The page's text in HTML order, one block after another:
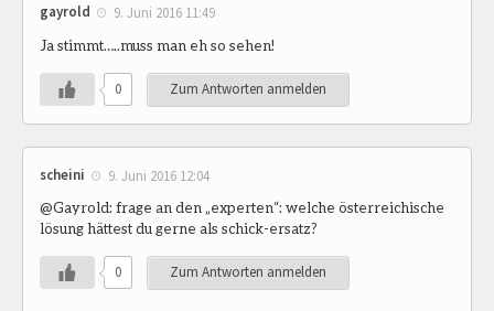
gayrold 9. Juni 2016 11:49
Ja stimmt…..muss man eh so sehen!
0 Zum Antworten anmelden
scheini 9. Juni 2016 12:04
@Gayrold: frage an den „experten“: welche österreichische
lösung hättest du gerne als schick-ersatz?
0 Zum Antworten anmelden